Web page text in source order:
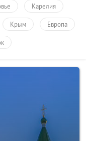
Карелия
Крым Европа